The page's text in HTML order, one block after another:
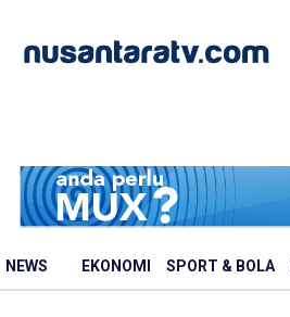
NEWS EKONOMI SPORT & BOLA